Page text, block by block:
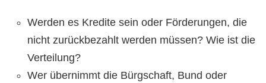
Werden es Kredite sein oder Förderungen, die
nicht zurückbezahlt werden müssen? Wie ist die
Verteilung?
Wer übernimmt die Bürgschaft, Bund oder